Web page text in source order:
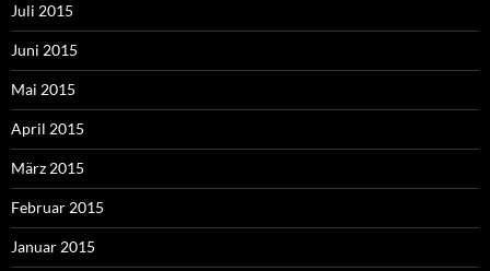
Juli 2015
Juni 2015
Mai 2015
April 2015
März 2015
Februar 2015
Januar 2015